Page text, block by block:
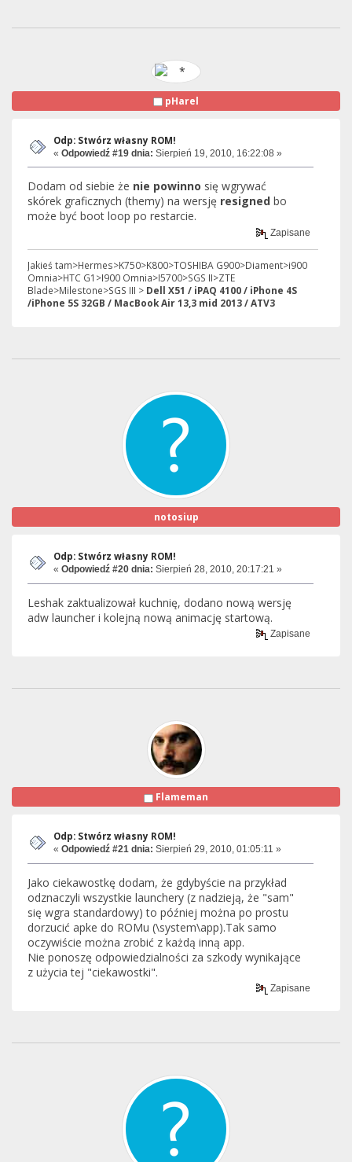
pHarel
Odp: Stwórz własny ROM!
« Odpowiedź #19 dnia: Sierpień 19, 2010, 16:22:08 »
Dodam od siebie że nie powinno się wgrywać
skórek graficznych (themy) na wersję resigned bo
może być boot loop po restarcie.
Zapisane
Jakieś tam>Hermes>K750>K800>TOSHIBA G900>Diament>i900
Omnia>HTC G1>I900 Omnia>I5700>SGS II>ZTE
Blade>Milestone>SGS III > Dell X51 / iPAQ 4100 / iPhone 4S
/iPhone 5S 32GB / MacBook Air 13,3 mid 2013 / ATV3
notosiup
Odp: Stwórz własny ROM!
« Odpowiedź #20 dnia: Sierpień 28, 2010, 20:17:21 »
Leshak zaktualizował kuchnię, dodano nową wersję
adw launcher i kolejną nową animację startową.
Zapisane
Flameman
Odp: Stwórz własny ROM!
« Odpowiedź #21 dnia: Sierpień 29, 2010, 01:05:11 »
Jako ciekawostkę dodam, że gdybyście na przykład
odznaczyli wszystkie launchery (z nadzieją, że "sam"
się wgra standardowy) to później można po prostu
dorzucić apke do ROMu (\system\app).Tak samo
oczywiście można zrobić z każdą inną app.
Nie ponoszę odpowiedzialności za szkody wynikające
z użycia tej "ciekawostki".
Zapisane